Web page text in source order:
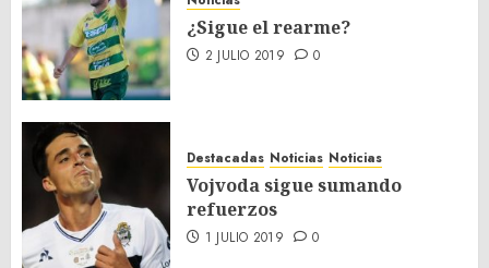
¿Sigue el rearme?
2 JULIO 2019 0
Destacadas Noticias Noticias
Vojvoda sigue sumando
refuerzos
1 JULIO 2019 0